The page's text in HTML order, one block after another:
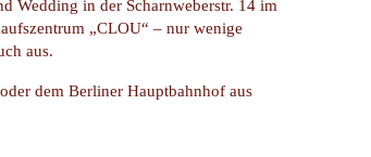
Wedding in der Scharnweberstr. 14 im
„CLOU“ – nur wenige
aus.
dem Berliner Hauptbahnhof aus